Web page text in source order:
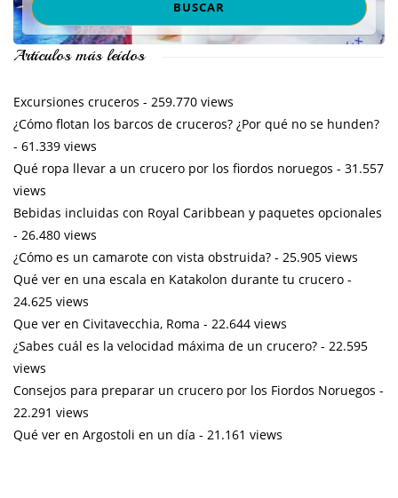
Artículos más leídos
Excursiones cruceros - 259.770 views
¿Cómo flotan los barcos de cruceros? ¿Por qué no se hunden?
- 61.339 views
Qué ropa llevar a un crucero por los fiordos noruegos - 31.557
views
Bebidas incluidas con Royal Caribbean y paquetes opcionales
- 26.480 views
¿Cómo es un camarote con vista obstruida? - 25.905 views
Qué ver en una escala en Katakolon durante tu crucero -
24.625 views
Que ver en Civitavecchia, Roma - 22.644 views
¿Sabes cuál es la velocidad máxima de un crucero? - 22.595
views
Consejos para preparar un crucero por los Fiordos Noruegos -
22.291 views
Qué ver en Argostoli en un día - 21.161 views